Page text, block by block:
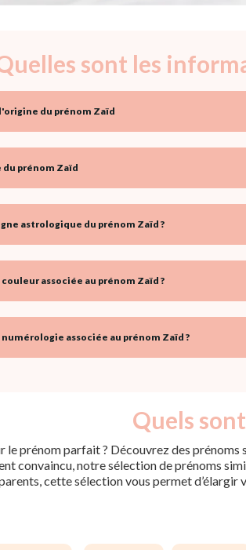
sont les
du prénom Zaïd
prénom Zaïd
astrologique du prénom Zaïd ?
associée au prénom Zaïd ?
associée au prénom Zaïd ?
Quels
le prénom parfait ? Découvrez des
convaincu, notre sélection de prénoms
cette sélection vous permet